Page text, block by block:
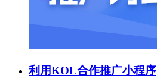
利用KOL合作推广小程序